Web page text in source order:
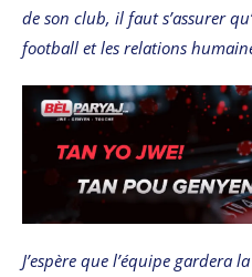
de son club, il faut s’assurer
football et les relations
J’espère que l’équipe gardera